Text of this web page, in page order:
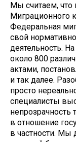
Мы считаем, что
Миграционного
Федеральная
свой
деятельность.
около 800
актами,
и так далее.
просто
специалисты
непрозрачность
в отношение
в частности. Мы